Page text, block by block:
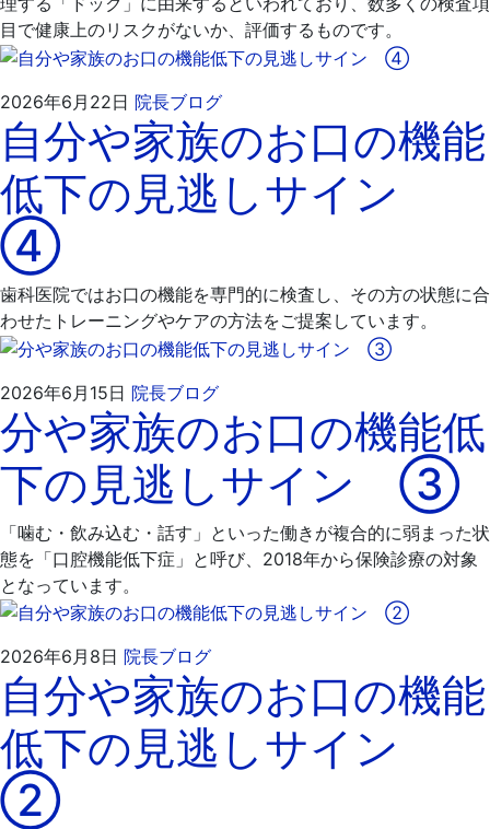
目で健康上のリスクがないか、評価するものです。
2026年6月22日 院長ブログ2026
年
7
月
9
飯
嶋
歯
科
医
自分や家族のお口の機能
低下の見逃しサイン
④
歯科医院ではお口の機能を専門的に検査し、その方の状態に合
わせたトレーニングやケアの方法をご提案しています。
2026年6月15日 院長ブログ2026
年
6
月
16
飯
嶋
歯
科
医
分や家族のお口の機能低
下の見逃しサイン ③
「噛む・飲み込む・話す」といった働きが複合的に弱まった状
態を「口腔機能低下症」と呼び、2018年から保険診療の対象
となっています。
2026年6月8日 院長ブログ2026
年
6
月
16
飯
嶋
歯
科
医
自分や家族のお口の機能
低下の見逃しサイン
②